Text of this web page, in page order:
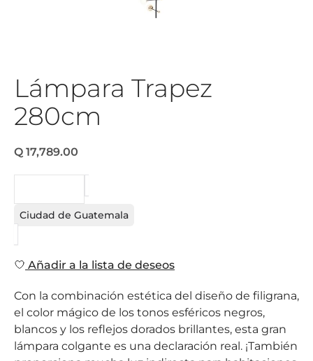
Lámpara Trapez
280cm
Q 17,789.00
Ciudad de Guatemala
Añadir a la lista de deseos
Con la combinación estética del diseño de filigrana,
el color mágico de los tonos esféricos negros,
blancos y los reflejos dorados brillantes, esta gran
lámpara colgante es una declaración real. ¡También